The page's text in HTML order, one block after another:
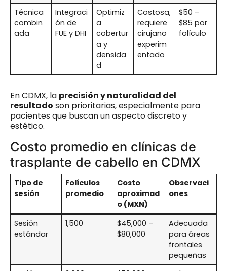
Técnica
combin
ada
Integraci
ón de
FUE y DHI
Optimiz
a
cobertur
a y
densida
d
Costosa,
requiere
cirujano
experim
entado
$50 –
$85 por
folículo
En CDMX, la precisión y naturalidad del
resultado son prioritarias, especialmente para
pacientes que buscan un aspecto discreto y
estético.
Costo promedio en clínicas de
trasplante de cabello en CDMX
Tipo de
sesión
Folículos
promedio
Costo
aproximad
o (MXN)
Observaci
ones
Sesión
estándar
1,500
$45,000 –
$80,000
Adecuada
para áreas
frontales
pequeñas